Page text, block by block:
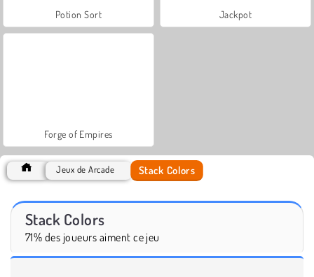
Potion Sort Jackpot
Forge of Empires
Jeux de Arcade Stack Colors
Stack Colors
71% des joueurs aiment ce jeu